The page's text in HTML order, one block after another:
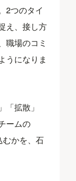
2つのタイ
え、接し方
職場のコミ
うになりま
拡散」
ームの
むかを、石